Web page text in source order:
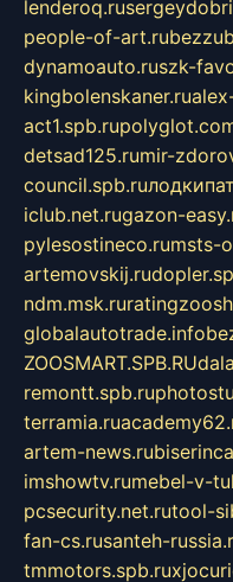
lenderoq.ru
people-of-art.ru
dynamoauto.ruszk-
kingbolenskaner.ru
act1.spb.ru
detsad125.rumir-
council.spb.ru
iclub.net.rugazon-
pylesostineco.rumsts-
artemovskij.ru
ndm.msk.ru
globalautotrade.info
ZOOSMART.SPB.RU
remontt.spb.ru
terramia.ru
artem-news.ru
imshowtv.rumebel-v-
pcsecurity.net.rutool-
fan-cs.rusanteh-
tmmotors.spb.ru